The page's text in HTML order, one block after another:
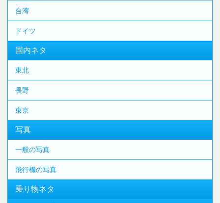
台湾
ドイツ
国内ネタ
東北
長野
東京
写真
一般の写真
飛行機の写真
乗り物ネタ